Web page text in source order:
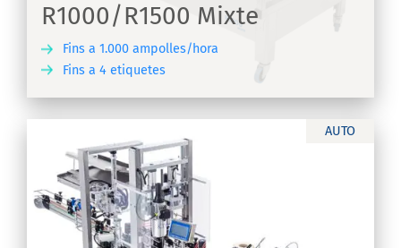
R1000/R1500 Mixte
Fins a 1.000 ampolles/hora
Fins a 4 etiquetes
AUTO